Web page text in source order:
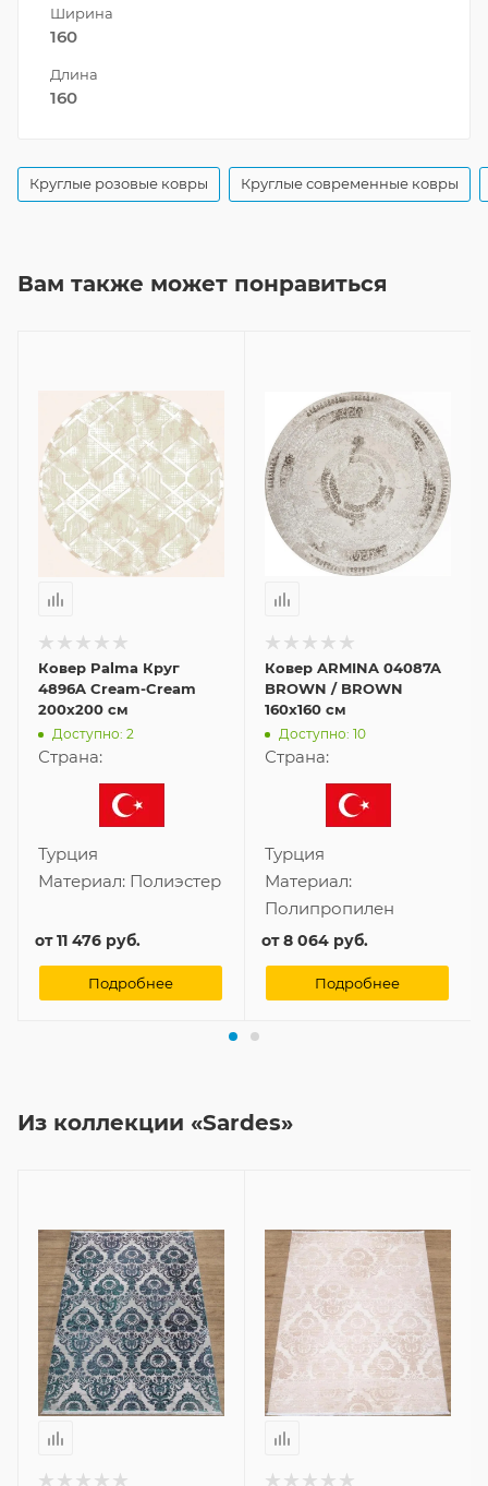
Ширина
160
Длина
160
Круглые розовые ковры Круглые современные ковры
Вам также может понравиться
Ковер Palma Круг
4896A Cream-Cream
200x200 см
Доступно: 2
Страна:
Турция
Материал: Полиэстер
от11 476 руб.
Подробнее
Ковер ARMINA 04087A
BROWN / BROWN
160x160 см
Доступно: 10
Страна:
Турция
Материал:
Полипропилен
от8 064 руб.
Подробнее
Из коллекции «Sardes»